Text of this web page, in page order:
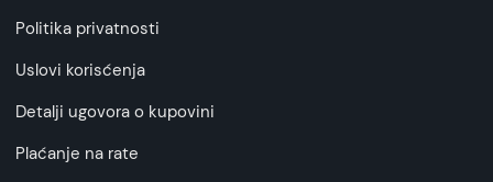
Politika privatnosti
Uslovi korisćenja
Detalji ugovora o kupovini
Plaćanje na rate